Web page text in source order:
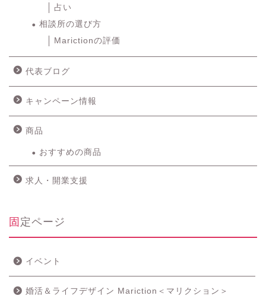
占い
相談所の選び方
Marictionの評価
代表ブログ
キャンペーン情報
商品
おすすめの商品
求人・開業支援
固定ページ
イベント
婚活＆ライフデザイン Mariction＜マリクション＞